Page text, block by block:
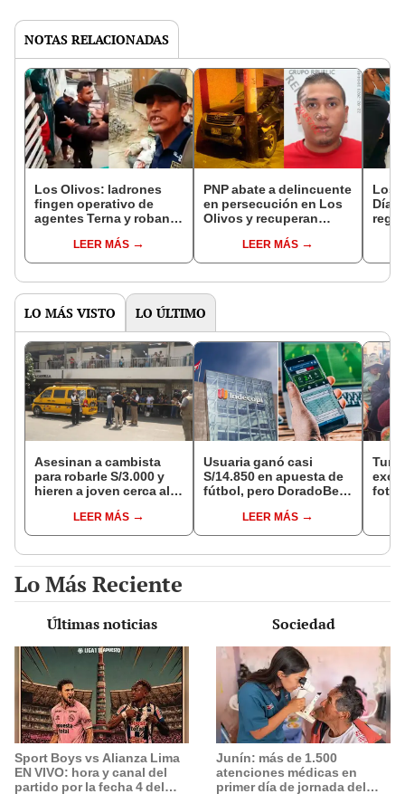
NOTAS RELACIONADAS
Los Olivos: ladrones
fingen operativo de
agentes Terna y roban
LEER MÁS
PNP abate a delincuente
en persecución en Los
Olivos y recuperan
LEER MÁS
Los
Día
LO MÁS VISTO LO ÚLTIMO
Asesinan a cambista
para robarle S/3.000 y
hieren a joven cerca al
CercadoLEER MÁS
Usuaria ganó casi
S/14.850 en apuesta de
fútbol, pero DoradoBet
Indecopi multó a la
empresa con más de S/
LEER MÁS
Lo Más Reciente
Últimas noticias
Sport Boys vs Alianza Lima
EN VIVO: hora y canal del
partido por la fecha 4 del
Sociedad
Junín: más de 1.500
atenciones médicas en
primer día de jornada del